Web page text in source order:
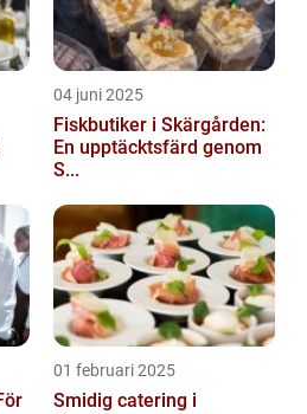
04 juni 2025
Fiskbutiker i Skärgården:
En upptäcktsfärd genom
S...
01 februari 2025
Smidig catering i